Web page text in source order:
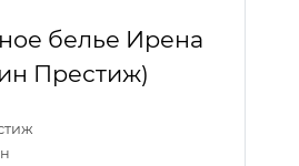
белье Ирена
Престиж)